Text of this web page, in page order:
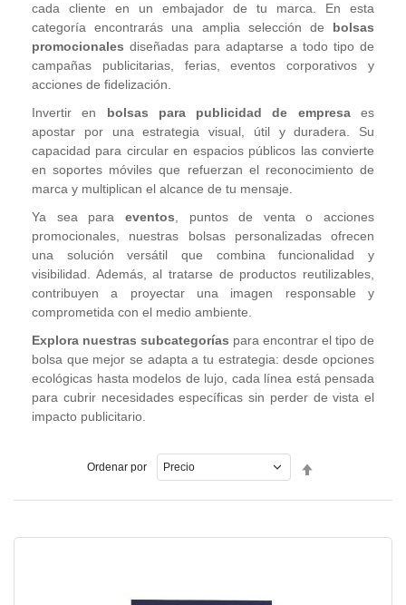
cada cliente en un embajador de tu marca. En esta
categoría encontrarás una amplia selección de bolsas
promocionales diseñadas para adaptarse a todo tipo de
campañas publicitarias, ferias, eventos corporativos y
acciones de fidelización.
Invertir en bolsas para publicidad de empresaes
apostar por una estrategia visual, útil y duradera. Su
capacidad para circular en espacios públicos las convierte
en soportes móviles que refuerzan el reconocimiento de
marca y multiplican el alcance de tu mensaje.
Ya sea para eventos , puntos de venta o acciones
promocionales, nuestras bolsas personalizadas ofrecen
una solución versátil que combina funcionalidad y
visibilidad. Además, al tratarse de productos reutilizables,
contribuyen a proyectar una imagen responsable y
comprometida con el medio ambiente.
Explora nuestras subcategorías para encontrar el tipo de
bolsa que mejor se adapta a tu estrategia: desde opciones
ecológicas hasta modelos de lujo, cada línea está pensada
para cubrir necesidades específicas sin perder de vista el
impacto publicitario.
Ordenar por
Descendente